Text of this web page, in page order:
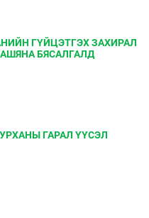
ГҮЙЦЭТГЭХ ЗАХИРАЛ
БЯСАЛГАЛД
ГАРАЛ ҮҮСЭЛ